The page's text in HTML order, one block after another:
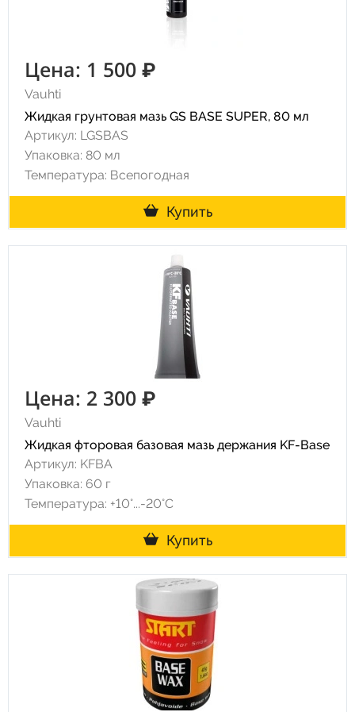
Цена: 1 500 ₽
Vauhti
Жидкая грунтовая мазь GS BASE SUPER, 80 мл
Артикул: LGSBAS
Упаковка: 80 мл
Температура: Всепогодная
Купить
Цена: 2 300 ₽
Vauhti
Жидкая фторовая базовая мазь держания KF-Base
Артикул: KFBA
Упаковка: 60 г
Температура: +10°...-20°С
Купить